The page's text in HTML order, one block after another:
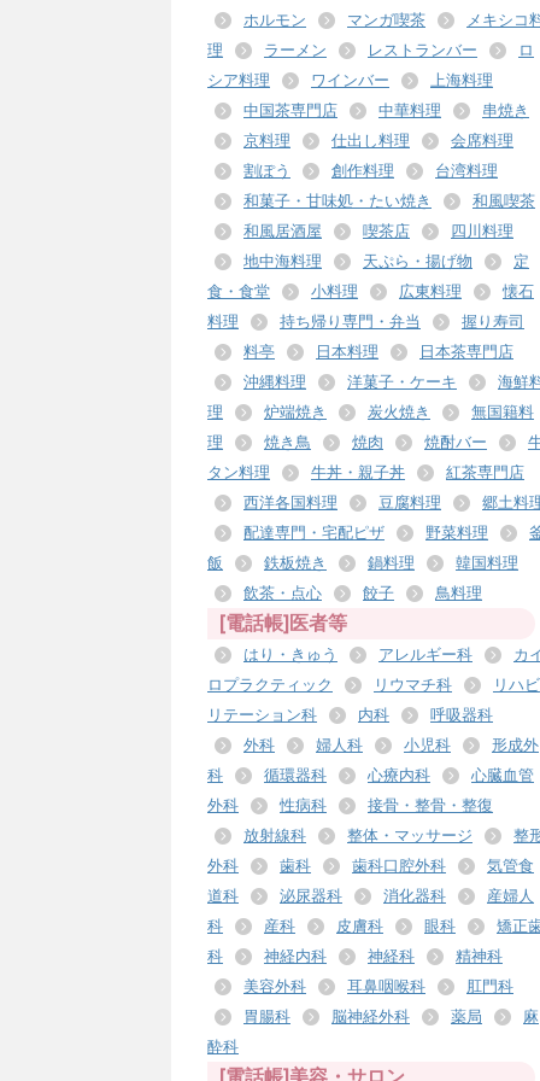
ホルモン
マンガ喫茶
メキシコ
理
ラーメン レストランバー
ロ
シア料理
ワインバー
上海料理
中国茶専門店
中華料理
串焼き
京料理
仕出し料理
会席料理
割ぽう
創作料理
台湾料理
和菓子・甘味処・たい焼き
和風喫茶
和風居酒屋
喫茶店
四川料理
地中海料理
天ぷら・揚げ物
定
食・食堂
小料理 広東料理
懐石
料理
持ち帰り専門・弁当
握り寿司
料亭
日本料理
日本茶専門店
沖縄料理
洋菓子・ケーキ
海鮮
理
炉端焼き 炭火焼き
無国籍料
理
焼き鳥 焼肉 焼酎バー
タン料理
牛丼・親子丼
紅茶専門店
西洋各国料理
豆腐料理
郷土料
配達専門・宅配ピザ
野菜料理
飯
鉄板焼き 鍋料理
韓国料理
飲茶・点心
餃子 鳥料理
[電話帳]医者等
はり・きゅう アレルギー科
カ
ロプラクティック
リウマチ科
リハビ
リテーション科
内科
呼吸器科
外科
婦人科 小児科
形成外
科
循環器科 心療内科
心臓血管
外科
性病科
接骨・整骨・整復
放射線科
整体・マッサージ
整
外科
歯科 歯科口腔外科
気管食
道科
泌尿器科 消化器科
産婦人
科
産科 皮膚科 眼科
矯正
科
神経内科 神経科
精神科
美容外科
耳鼻咽喉科
肛門科
胃腸科
脳神経外科 薬局
麻
酔科